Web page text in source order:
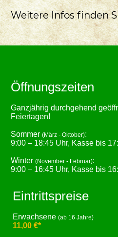
Weitere Infos finden
Öffnungszeiten
Ganzjährig durchgehend
Feiertagen!
Sommer(März - Oktober):
9:00 – 18:45 Uhr, Kasse bis
Winter(November - Februar):
9:00 – 16:45 Uhr, Kasse bis
Eintrittspreise
Erwachsene(ab 16 Jahre)
11,00 €*